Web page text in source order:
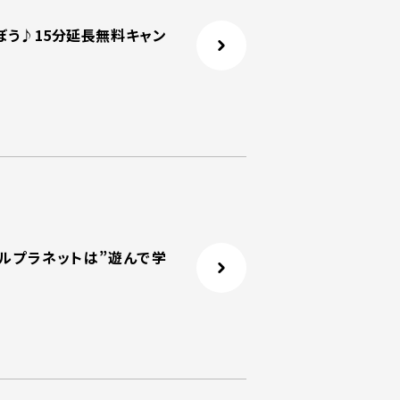
う♪15分延長無料キャン
プラネットは”遊んで学